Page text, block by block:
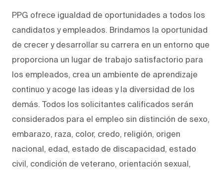
PPG ofrece igualdad de oportunidades a todos los
candidatos y empleados. Brindamos la oportunidad
de crecer y desarrollar su carrera en un entorno que
proporciona un lugar de trabajo satisfactorio para
los empleados, crea un ambiente de aprendizaje
continuo y acoge las ideas y la diversidad de los
demás. Todos los solicitantes calificados serán
considerados para el empleo sin distinción de sexo,
embarazo, raza, color, credo, religión, origen
nacional, edad, estado de discapacidad, estado
civil, condición de veterano, orientación sexual,